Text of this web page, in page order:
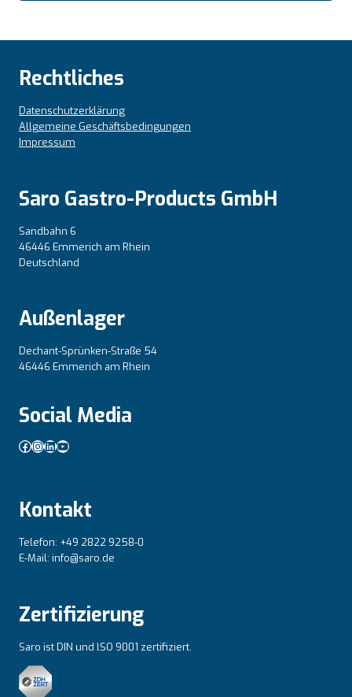
Rechtliches
Datenschutzerklärung
Allgemeine Geschäftsbedingungen
Impressum
Saro Gastro-Products GmbH
Sandbahn 6
46446 Emmerich am Rhein
Deutschland
Außenlager
Dechant-Sprünken-Straße 54
46446 Emmerich am Rhein
Social Media
Facebook
Instagram
LinkedIn
YouTube
Kontakt
Telefon: +49 2822 9258-0
E-Mail: info@saro.de
Zertifizierung
Saro ist DIN und lSO 9001 zertifiziert.